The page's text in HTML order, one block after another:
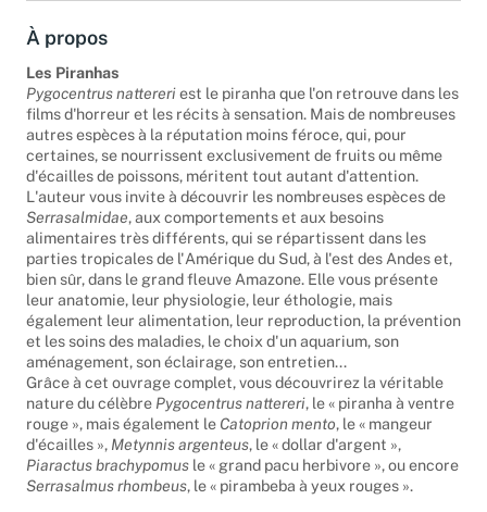
À propos
Les Piranhas
Pygocentrus nattereri est le piranha que l'on retrouve dans les
films d'horreur et les récits à sensation. Mais de nombreuses
autres espèces à la réputation moins féroce, qui, pour
certaines, se nourrissent exclusivement de fruits ou même
d'écailles de poissons, méritent tout autant d'attention.
L'auteur vous invite à découvrir les nombreuses espèces de
Serrasalmidae, aux comportements et aux besoins
alimentaires très différents, qui se répartissent dans les
parties tropicales de l'Amérique du Sud, à l'est des Andes et,
bien sûr, dans le grand fleuve Amazone. Elle vous présente
leur anatomie, leur physiologie, leur éthologie, mais
également leur alimentation, leur reproduction, la prévention
et les soins des maladies, le choix d'un aquarium, son
aménagement, son éclairage, son entretien...
Grâce à cet ouvrage complet, vous découvrirez la véritable
nature du célèbrePygocentrus nattereri, le « piranha à ventre
rouge », mais également leCatoprion mento, le « mangeur
d'écailles »,Metynnis argenteus, le « dollar d'argent »,
Piaractus brachypomus le « grand pacu herbivore », ou encore
, le « pirambeba à yeux rouges ».